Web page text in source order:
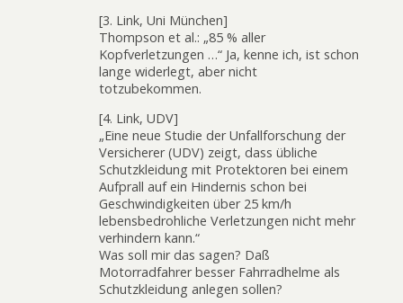
[3. Link, Uni München]
Thompson et al.: „85 % aller
Kopfverletzungen …“ Ja, kenne ich, ist schon
lange widerlegt, aber nicht
totzubekommen.
[4. Link, UDV]
„Eine neue Studie der Unfallforschung der
Versicherer (UDV) zeigt, dass übliche
Schutzkleidung mit Protektoren bei einem
Aufprall auf ein Hindernis schon bei
Geschwindigkeiten über 25 km/h
lebensbedrohliche Verletzungen nicht mehr
verhindern kann.“
Was soll mir das sagen? Daß
Motorradfahrer besser Fahrradhelme als
Schutzkleidung anlegen sollen?